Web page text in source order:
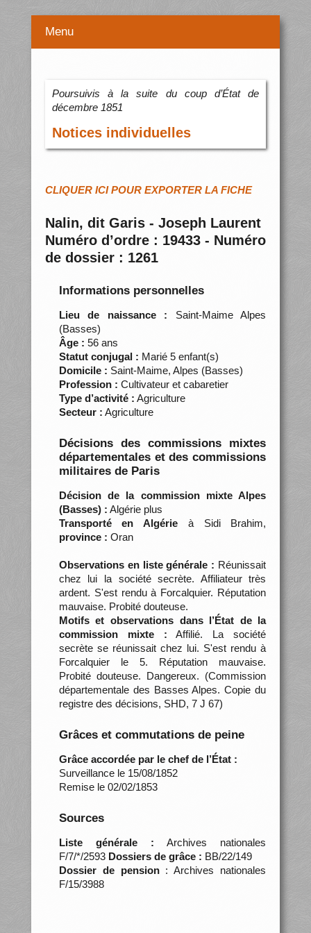
Menu
Poursuivis à la suite du coup d’État de
décembre 1851
Notices individuelles
CLIQUER ICI POUR EXPORTER LA FICHE
Nalin, dit Garis - Joseph Laurent
Numéro d’ordre : 19433 - Numéro
de dossier : 1261
Informations personnelles
Lieu de naissance : Saint-Maime Alpes
(Basses)
Âge : 56 ans
Statut conjugal : Marié 5 enfant(s)
Domicile : Saint-Maime, Alpes (Basses)
Profession : Cultivateur et cabaretier
Type d’activité : Agriculture
Secteur : Agriculture
Décisions des commissions mixtes
départementales et des commissions
militaires de Paris
Décision de la commission mixte Alpes
(Basses) : Algérie plus
Transporté en Algérie à Sidi Brahim,
province : Oran
Observations en liste générale : Réunissait
chez lui la société secrète. Affiliateur très
ardent. S'est rendu à Forcalquier. Réputation
mauvaise. Probité douteuse.
Motifs et observations dans l’État de la
commission mixte : Affilié. La société
secrète se réunissait chez lui. S'est rendu à
Forcalquier le 5. Réputation mauvaise.
Probité douteuse. Dangereux. (Commission
départementale des Basses Alpes. Copie du
registre des décisions, SHD, 7 J 67)
Grâces et commutations de peine
Grâce accordée par le chef de l’État :
Surveillance le 15/08/1852
Remise le 02/02/1853
Sources
Liste générale : Archives nationales
F/7/*/2593 Dossiers de grâce : BB/22/149
Dossier de pension: Archives nationales
F/15/3988